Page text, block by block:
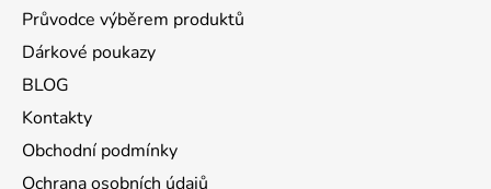
Průvodce výběrem produktů
Dárkové poukazy
BLOG
Kontakty
Obchodní podmínky
Ochrana osobních údajů